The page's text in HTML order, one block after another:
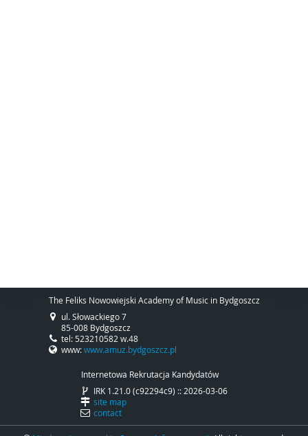
The Feliks Nowowiejski Academy of Music in Bydgoszcz
ul. Słowackiego 7
85-008 Bydgoszcz
tel: 523210582 w.48
www:www.amuz.bydgoszcz.pl
Internetowa Rekrutacja Kandydatów
IRK 1.21.0 (c92294c9) :: 2026-03-06
site map
contact